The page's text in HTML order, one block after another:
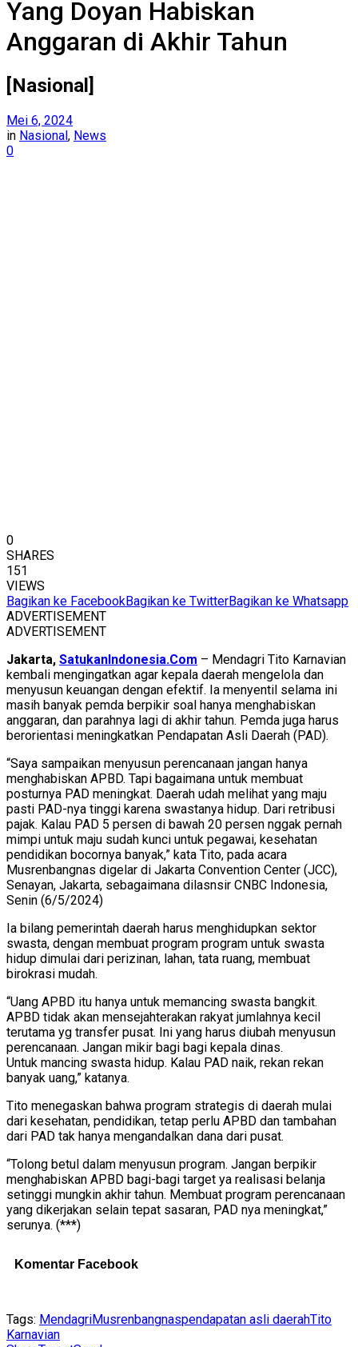
Yang Doyan Habiskan
Anggaran di Akhir Tahun
[Nasional]
Mei 6, 2024
in Nasional, News
0
0
SHARES
151
VIEWS
Bagikan ke FacebookBagikan ke TwitterBagikan ke Whatsapp
ADVERTISEMENT
ADVERTISEMENT
Jakarta, SatukanIndonesia.Com – Mendagri Tito Karnavian
kembali mengingatkan agar kepala daerah mengelola dan
menyusun keuangan dengan efektif. Ia menyentil selama ini
masih banyak pemda berpikir soal hanya menghabiskan
anggaran, dan parahnya lagi di akhir tahun. Pemda juga harus
berorientasi meningkatkan Pendapatan Asli Daerah (PAD).
“Saya sampaikan menyusun perencanaan jangan hanya
menghabiskan APBD. Tapi bagaimana untuk membuat
posturnya PAD meningkat. Daerah udah melihat yang maju
pasti PAD-nya tinggi karena swastanya hidup. Dari retribusi
pajak. Kalau PAD 5 persen di bawah 20 persen nggak pernah
mimpi untuk maju sudah kunci untuk pegawai, kesehatan
pendidikan bocornya banyak,” kata Tito, pada acara
Musrenbangnas digelar di Jakarta Convention Center (JCC),
Senayan, Jakarta, sebagaimana dilasnsir CNBC Indonesia,
Senin (6/5/2024)
Ia bilang pemerintah daerah harus menghidupkan sektor
swasta, dengan membuat program program untuk swasta
hidup dimulai dari perizinan, lahan, tata ruang, membuat
birokrasi mudah.
“Uang APBD itu hanya untuk memancing swasta bangkit.
APBD tidak akan mensejahterakan rakyat jumlahnya kecil
terutama yg transfer pusat. Ini yang harus diubah menyusun
perencanaan. Jangan mikir bagi bagi kepala dinas.
Untuk mancing swasta hidup. Kalau PAD naik, rekan rekan
banyak uang,” katanya.
Tito menegaskan bahwa program strategis di daerah mulai
dari kesehatan, pendidikan, tetap perlu APBD dan tambahan
dari PAD tak hanya mengandalkan dana dari pusat.
“Tolong betul dalam menyusun program. Jangan berpikir
menghabiskan APBD bagi-bagi target ya realisasi belanja
setinggi mungkin akhir tahun. Membuat program perencanaan
yang dikerjakan selain tepat sasaran, PAD nya meningkat,”
serunya. (***)
Komentar Facebook
Tags: MendagriMusrenbangnaspendapatan asli daerahTito
Karnavian